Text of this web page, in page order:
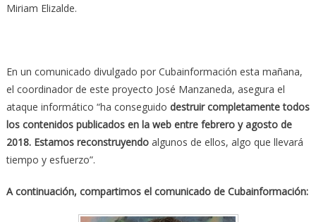
Miriam Elizalde.
En un comunicado divulgado por Cubainformación esta mañana,
el coordinador de este proyecto José Manzaneda, asegura el
ataque informático “ha conseguido destruir completamente todos
los contenidos publicados en la web entre febrero y agosto de
2018. Estamos reconstruyendo algunos de ellos, algo que llevará
tiempo y esfuerzo”.
A continuación, compartimos el comunicado de Cubainformación: